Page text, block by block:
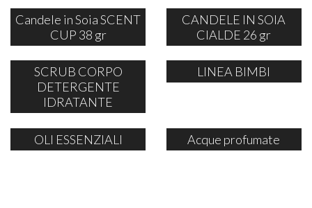
Candele in Soia SCENT
CUP 38 gr
CANDELE IN SOIA
CIALDE 26 gr
SCRUB CORPO
DETERGENTE
IDRATANTE
LINEA BIMBI
OLI ESSENZIALI Acque profumate